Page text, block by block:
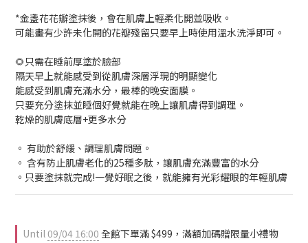
*金盞花花瓣塗抹後，會在肌膚上輕柔化開並吸收。
可能畫有少許未化開的花瓣殘留只要早上時使用溫水洗淨即可。
🌻只需在睡前厚塗於臉部
隔天早上就能感受到從肌膚深層浮現的明顯變化
能感受到肌膚充滿水分，最棒的晚安面膜。
只要充分塗抹並睡個好覺就能在晚上讓肌膚得到調理。
乾燥的肌膚底層+更多水分
。 有助於舒緩、調理肌膚問題。
。 含有防止肌膚老化的25種多肽，讓肌膚充滿豐富的水分
。只要塗抹就完成!一覺好眠之後，就能擁有光彩耀眼的年輕肌膚
Until09/04 16:00 全館下單滿 $499，滿額加碼贈限量小禮物